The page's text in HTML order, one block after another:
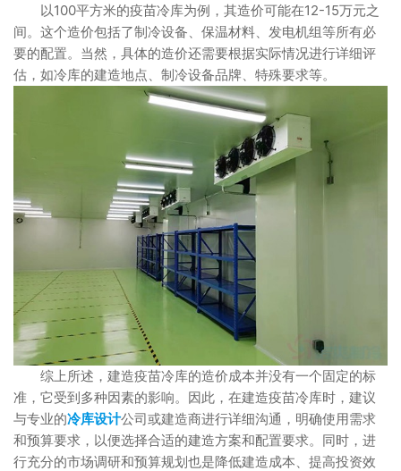
以100平方米的疫苗冷库为例，其造价可能在12-15万元之
间。这个造价包括了制冷设备、保温材料、发电机组等所有必
要的配置。当然，具体的造价还需要根据实际情况进行详细评
估，如冷库的建造地点、制冷设备品牌、特殊要求等。
综上所述，建造疫苗冷库的造价成本并没有一个固定的标
准，它受到多种因素的影响。因此，在建造疫苗冷库时，建议
与专业的冷库设计公司或建造商进行详细沟通，明确使用需求
和预算要求，以便选择合适的建造方案和配置要求。同时，进
行充分的市场调研和预算规划也是降低建造成本、提高投资效